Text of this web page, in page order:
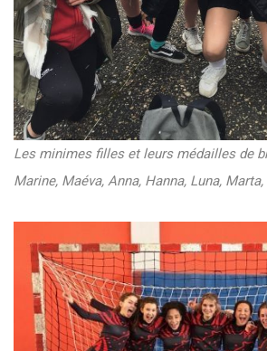
Les minimes filles et leurs médailles de
Marine, Maéva, Anna, Hanna, Luna,